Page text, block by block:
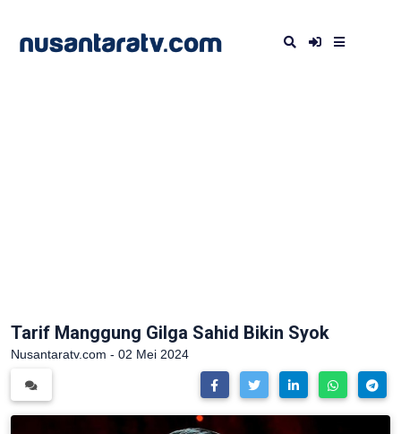
Tarif Manggung Gilga Sahid Bikin Syok
Nusantaratv.com - 02 Mei 2024